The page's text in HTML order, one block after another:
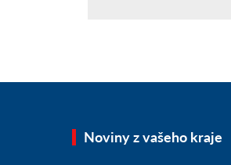
Noviny z vašeho kraje